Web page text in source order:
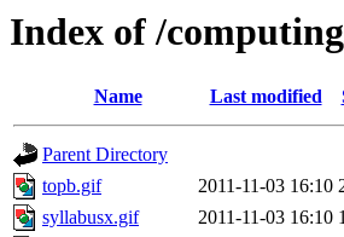
Index of /
Name Last modified
Parent Directory
topb.gif
2011-11-03 16:10
syllabusx.gif
2011-11-03 16:10